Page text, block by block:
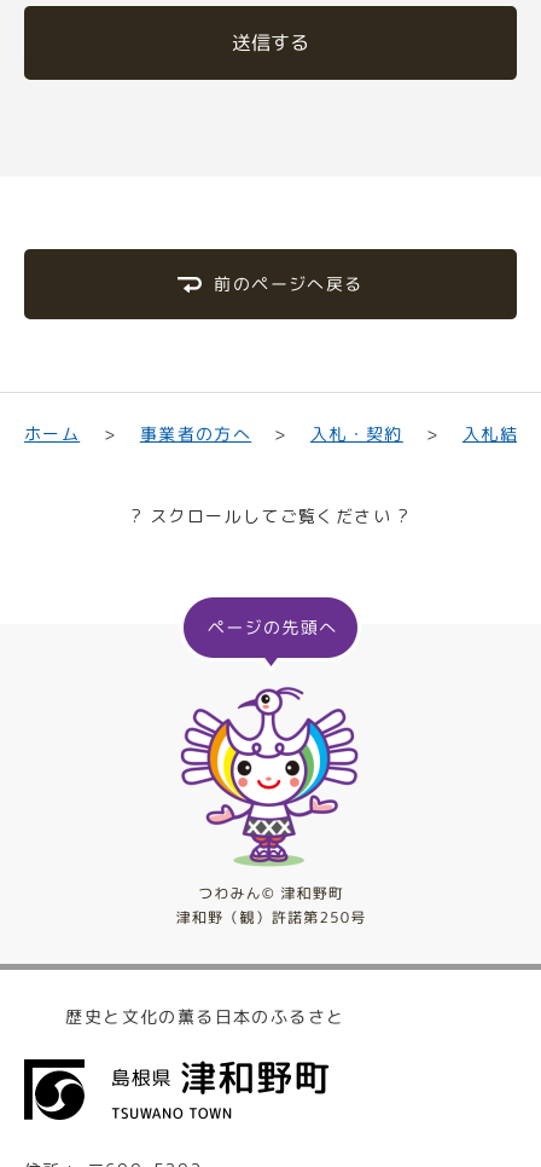
送信する
前のページへ戻る
ホーム 事業者の方へ 入札・契約 入札結
? スクロールしてご覧ください ?
歴史と文化の薫る日本のふるさと